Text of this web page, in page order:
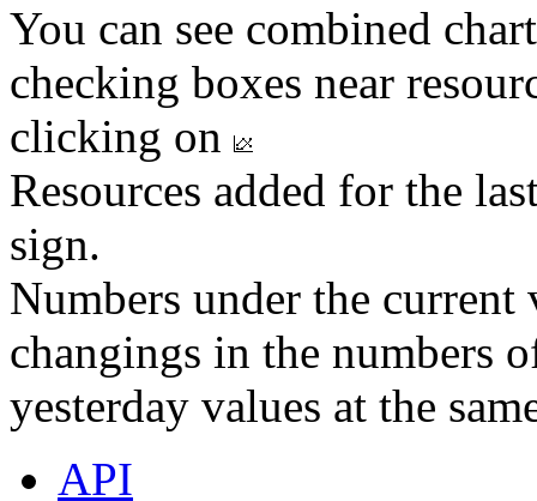
You can see combined
checking boxes near
clicking on
Resources added for the
sign.
Numbers under the
changings in the numbers
yesterday values at the
API